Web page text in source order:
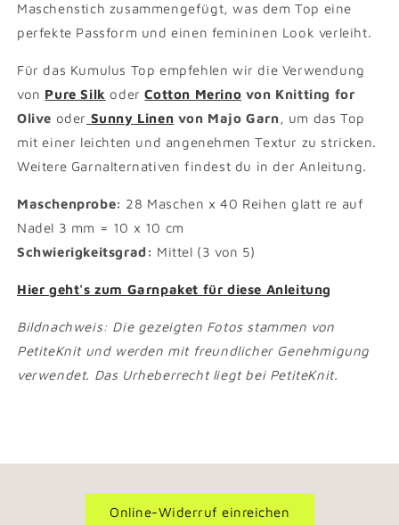
Maschenstich zusammengefügt, was dem Top eine
perfekte Passform und einen femininen Look verleiht.
Für das Kumulus Top empfehlen wir die Verwendung
von Pure Silk oder Cotton Merino von Knitting for
Olive oder Sunny Linen von Majo Garn, um das Top
mit einer leichten und angenehmen Textur zu stricken.
Weitere Garnalternativen findest du in der Anleitung.
Maschenprobe: 28 Maschen x 40 Reihen glatt re auf
Nadel 3 mm = 10 x 10 cm
Schwierigkeitsgrad: Mittel (3 von 5)
Hier geht's zum Garnpaket für diese Anleitung
Bildnachweis: Die gezeigten Fotos stammen von
PetiteKnit und werden mit freundlicher Genehmigung
verwendet. Das Urheberrecht liegt bei PetiteKnit.
Online-Widerruf einreichen